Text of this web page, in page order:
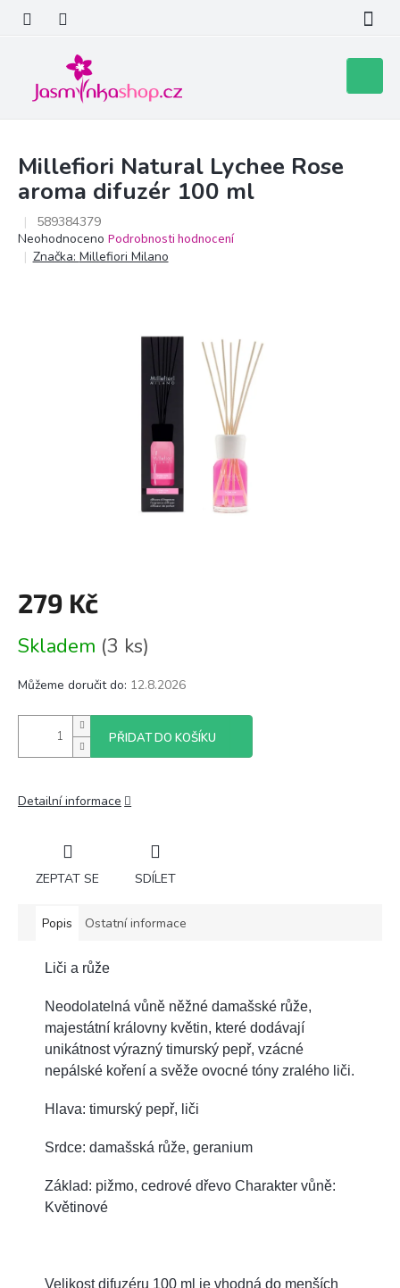
obsah
košík
Millefiori Natural Lychee Rose
aroma difuzér 100 ml
589384379
Průměrné
hodnocení
Neohodnoceno Podrobnosti hodnocení
Značka: Millefiori Milano
279 Kč
cena:
Skladem (3 ks)
Můžeme doručit do: 12.8.2026
PŘIDAT DO KOŠÍKU
Detailní informace
ZEPTAT SE SDÍLET
Popis Ostatní informace
Liči a růže
Neodolatelná vůně něžné damašské růže,
majestátní královny květin, které dodávají
unikátnost výrazný timurský pepř, vzácné
nepálské koření a svěže ovocné tóny zralého liči.
Hlava: timurský pepř, liči
Srdce: damašská růže, geranium
Základ: pižmo, cedrové dřevo Charakter vůně:
Květinové
Velikost difuzéru 100 ml je vhodná do menších